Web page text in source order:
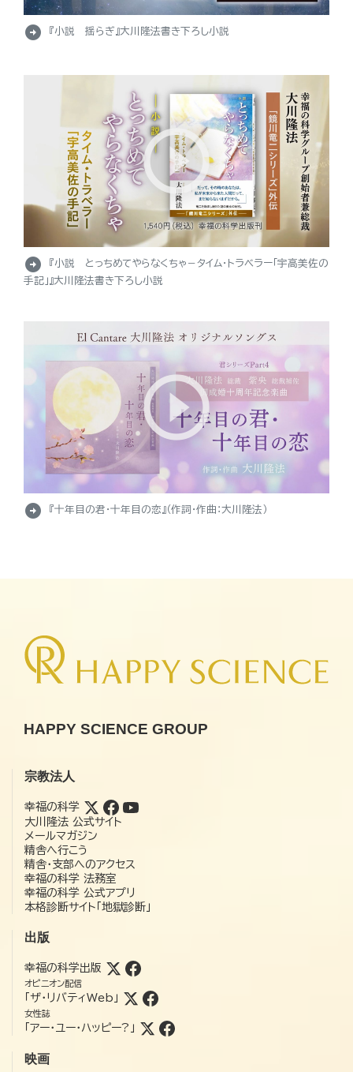
arrow_circle_right 『小説 揺らぎ』大川隆法書き下ろし小説
arrow_circle_right
『小説 とっちめてやらなくちゃ－タイム・トラベラー「宇高美佐の
手記」』大川隆法書き下ろし小説
arrow_circle_right 『十年目の君・十年目の恋』（作詞・作曲：大川隆法）
HAPPY SCIENCE GROUP
宗教法人
幸福の科学
大川隆法 公式サイト
メールマガジン
精舎へ行こう
精舎・支部へのアクセス
幸福の科学 法務室
幸福の科学 公式アプリ
本格診断サイト「地獄診断」
出版
幸福の科学出版
オピニオン配信
「ザ・リバティWeb」
女性誌
「アー・ユー・ハッピー?」
映画